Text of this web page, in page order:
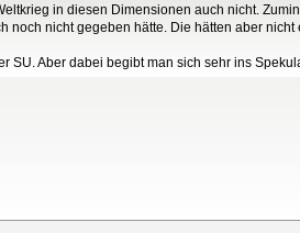
in diesen Dimensionen auch nicht.
noch nicht gegeben hätte. Die hätten aber
SU. Aber dabei begibt man sich sehr ins